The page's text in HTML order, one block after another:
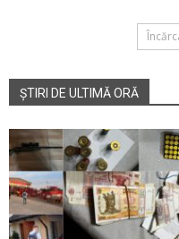
ȘTIRI DE ULTIMĂ ORĂ